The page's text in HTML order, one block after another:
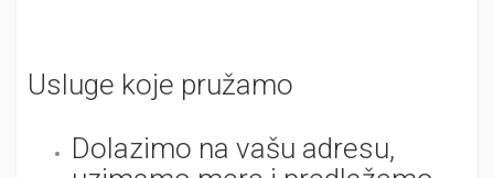
Usluge koje pružamo
Dolazimo na vašu adresu,